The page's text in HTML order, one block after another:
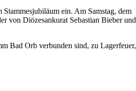
ein. Am Samstag, dem
von Diözesankurat Sebastian Bieber und
Bad Orb verbunden sind, zu Lagerfeuer,